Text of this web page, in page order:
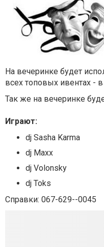
На вечеринке будет
всех топовых ивентах -
Так же на вечеринке
Играют:
dj Sasha Karma
dj Maxx
dj Volonsky
dj Toks
Справки: 067-629--0045